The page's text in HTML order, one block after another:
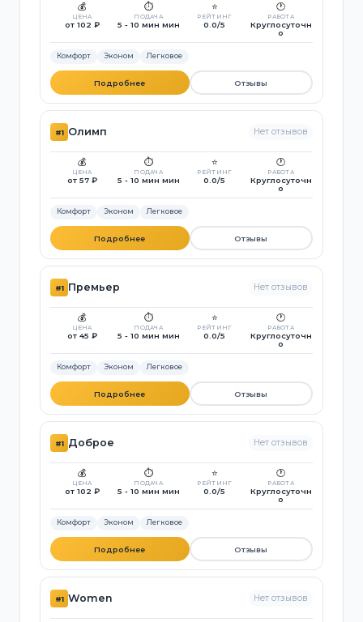
💰
ЦЕНА
от 102 ₽
⏱️
ПОДАЧА
5 - 10 мин мин
⭐
РЕЙТИНГ
0.0/5
🕐
РАБОТА
Круглосуточн
о
Комфорт Эконом Легковое
Подробнее Отзывы
#1 Олимп Нет отзывов
💰
ЦЕНА
от 57 ₽
⏱️
ПОДАЧА
5 - 10 мин мин
⭐
РЕЙТИНГ
0.0/5
🕐
РАБОТА
Круглосуточн
о
Комфорт Эконом Легковое
Подробнее Отзывы
#1 Премьер Нет отзывов
💰
ЦЕНА
от 45 ₽
⏱️
ПОДАЧА
5 - 10 мин мин
⭐
РЕЙТИНГ
0.0/5
🕐
РАБОТА
Круглосуточн
о
Комфорт Эконом Легковое
Подробнее Отзывы
#1 Доброе Нет отзывов
💰
ЦЕНА
от 102 ₽
⏱️
ПОДАЧА
5 - 10 мин мин
⭐
РЕЙТИНГ
0.0/5
🕐
РАБОТА
Круглосуточн
о
Комфорт Эконом Легковое
Подробнее Отзывы
#1 Women Нет отзывов